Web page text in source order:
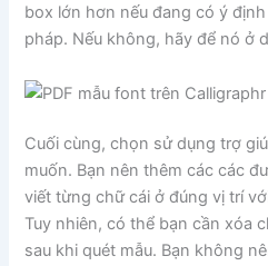
box lớn hơn nếu đang có ý
pháp. Nếu không, hãy để nó ở
Cuối cùng, chọn sử dụng trợ
muốn. Bạn nên thêm các các
viết từng chữ cái ở đúng vị trí
Tuy nhiên, có thể bạn cần xóa
sau khi quét mẫu. Bạn không